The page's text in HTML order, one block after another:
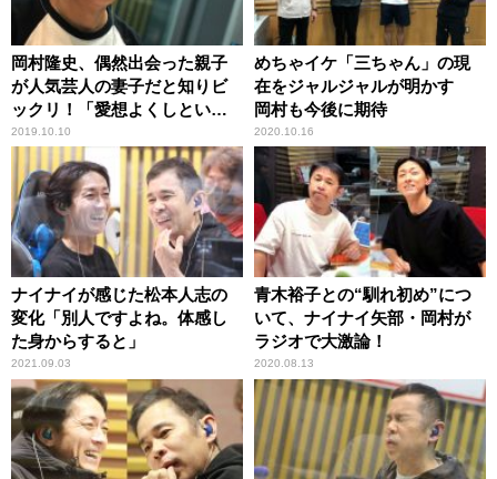
岡村隆史、偶然出会った親子
が人気芸人の妻子だと知りビ
ックリ！「愛想よくしといて
良かった」
2019.10.10
めちゃイケ「三ちゃん」の現
在をジャルジャルが明かす
岡村も今後に期待
2020.10.16
ナイナイが感じた松本人志の
変化「別人ですよね。体感し
た身からすると」
2021.09.03
青木裕子との“馴れ初め”につ
いて、ナイナイ矢部・岡村が
ラジオで大激論！
2020.08.13